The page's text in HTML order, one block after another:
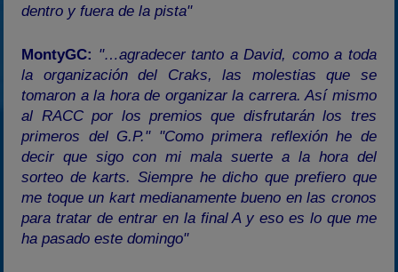
dentro y fuera de la pista"
MontyGC: "…agradecer tanto a David, como a toda
la organización del Craks, las molestias que se
tomaron a la hora de organizar la carrera. Así mismo
al RACC por los premios que disfrutarán los tres
primeros del G.P." "Como primera reflexión he de
decir que sigo con mi mala suerte a la hora del
sorteo de karts. Siempre he dicho que prefiero que
me toque un kart medianamente bueno en las cronos
para tratar de entrar en la final A y eso es lo que me
ha pasado este domingo"